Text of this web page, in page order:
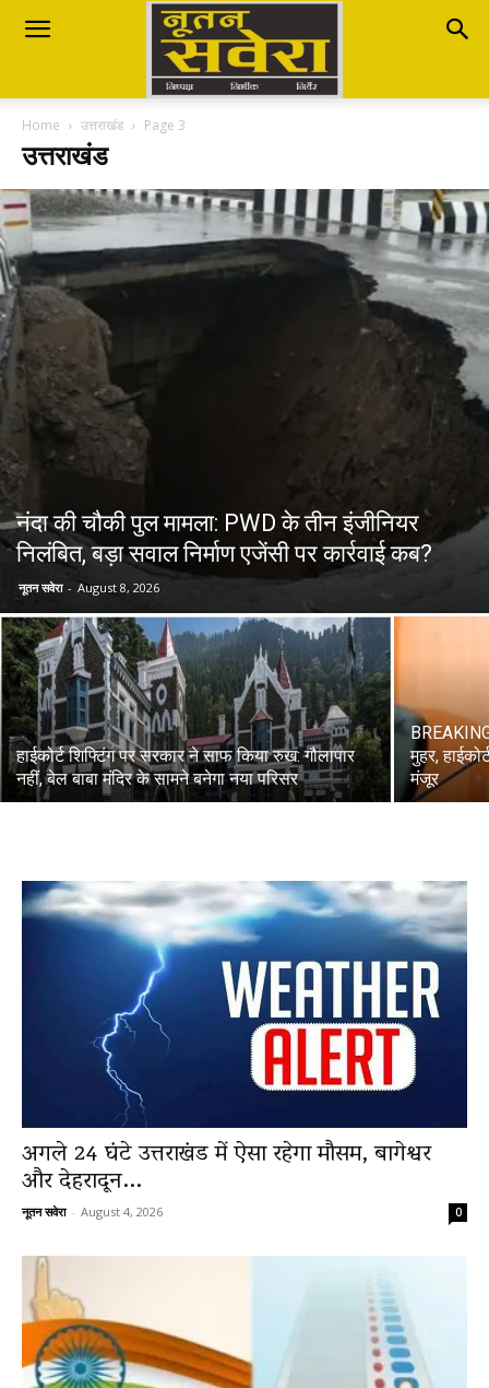
Nutan
Savera
नूतन
सवेरा
|
Breaking
News
LIVE
Home उत्तराखंड Page 3
उत्तराखंड
नंदा की चौकी पुल मामला: PWD के तीन इंजीनियर
निलंबित, बड़ा सवाल निर्माण एजेंसी पर कार्रवाई कब?
नूतन सवेरा - August 8, 2026
हाईकोर्ट शिफ्टिंग पर सरकार ने साफ किया रुख: गौलापार
नहीं, बेल बाबा मंदिर के सामने बनेगा नया परिसर
मुहर,
मंजूर
अगले 24 घंटे उत्तराखंड में ऐसा रहेगा मौसम, बागेश्वर
और देहरादून...
नूतन सवेरा - August 4, 2026 0